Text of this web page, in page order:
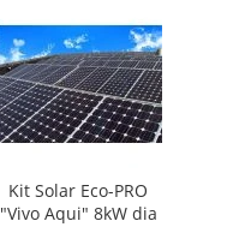
Kit Solar Eco-PRO
"Vivo Aqui" 8kW dia